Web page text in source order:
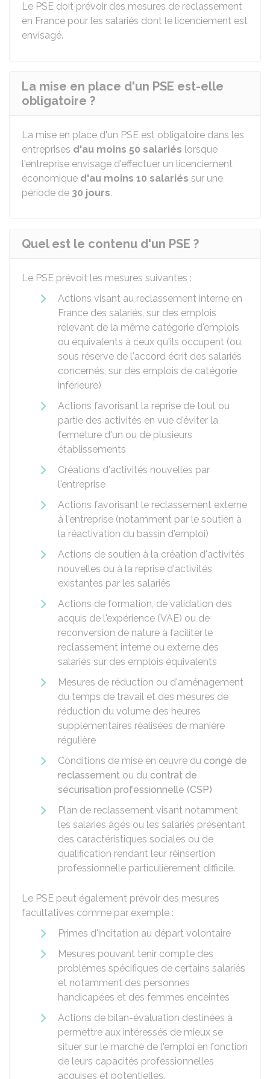
Le PSE doit prévoir des mesures de reclassement
en France pour les salariés dont le licenciement est
envisagé.
La mise en place d'un PSE est-elle
obligatoire ?
La mise en place d'un PSE est obligatoire dans les
entreprises d'au moins 50 salariés lorsque
l'entreprise envisage d'effectuer un licenciement
économique d'au moins 10 salariés sur une
période de 30 jours.
Quel est le contenu d'un PSE ?
Le PSE prévoit les mesures suivantes :
Actions visant au reclassement interne en
France des salariés, sur des emplois
relevant de la même catégorie d'emplois
ou équivalents à ceux qu'ils occupent (ou,
sous réserve de l'accord écrit des salariés
concernés, sur des emplois de catégorie
inférieure)
Actions favorisant la reprise de tout ou
partie des activités en vue d'éviter la
fermeture d'un ou de plusieurs
établissements
Créations d'activités nouvelles par
l'entreprise
Actions favorisant le reclassement externe
à l'entreprise (notamment par le soutien à
la réactivation du bassin d'emploi)
Actions de soutien à la création d'activités
nouvelles ou à la reprise d'activités
existantes par les salariés
Actions de formation, de validation des
acquis de l'expérience (VAE) ou de
reconversion de nature à faciliter le
reclassement interne ou externe des
salariés sur des emplois équivalents
Mesures de réduction ou d'aménagement
du temps de travail et des mesures de
réduction du volume des heures
supplémentaires réalisées de manière
régulière
Conditions de mise en œuvre du congé de
reclassement ou du contrat de
sécurisation professionnelle (CSP)
Plan de reclassement visant notamment
les salariés âgés ou les salariés présentant
des caractéristiques sociales ou de
qualification rendant leur réinsertion
professionnelle particulièrement difficile.
Le PSE peut également prévoir des mesures
facultatives comme par exemple :
Primes d'incitation au départ volontaire
Mesures pouvant tenir compte des
problèmes spécifiques de certains salariés
et notamment des personnes
handicapées et des femmes enceintes
Actions de bilan-évaluation destinées à
permettre aux intéressés de mieux se
situer sur le marché de l'emploi en fonction
de leurs capacités professionnelles
acquises et potentielles.